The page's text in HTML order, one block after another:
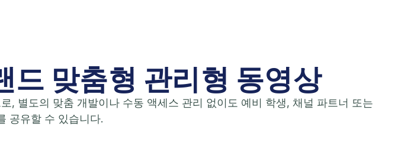
드 맞춤형 관리형 동영상
, 별도의 맞춤 개발이나 수동 액세스 관리 없이도 예비 학생, 채널 파트너 또는
공유할 수 있습니다.